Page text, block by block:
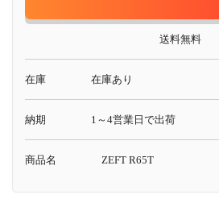
送料無料
在庫 在庫あり
納期 1～4営業日で出荷
商品名 ZEFT R65T